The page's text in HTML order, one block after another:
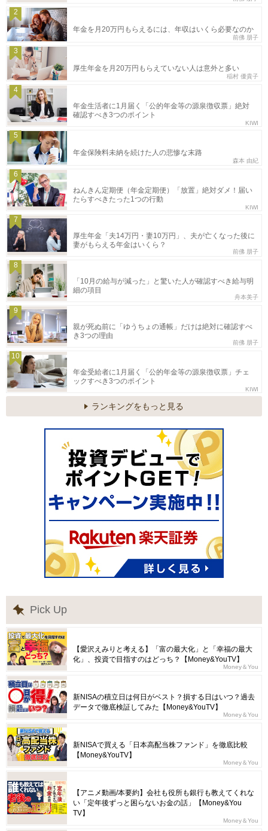
2
年金を月20万円もらえるには、年収はいくら必要なのか
前佛 朋子
3
厚生年金を月20万円もらえていない人は意外と多い
稲村 優貴子
4
年金生活者に1月届く「公的年金等の源泉徴収票」絶対
確認すべき3つのポイント
KIWI
5
年金保険料未納を続けた人の悲惨な末路
森本 由紀
6
ねんきん定期便（年金定期便）「放置」絶対ダメ！届い
たらすべきたった1つの行動
KIWI
7
厚生年金「夫14万円・妻10万円」、夫が亡くなった後に
妻がもらえる年金はいくら？
前佛 朋子
8
「10月の給与が減った」と驚いた人が確認すべき給与明
細の項目
舟本美子
9
親が死ぬ前に「ゆうちょの通帳」だけは絶対に確認すべ
き3つの理由
前佛 朋子
10
年金受給者に1月届く「公的年金等の源泉徴収票」チェ
ックすべき3つのポイント
KIWI
ランキングをもっと見る
Pick Up
【愛沢えみりと考える】「富の最大化」と「幸福の最大
化」、投資で目指すのはどっち？【Money&YouTV】
Money＆You
新NISAの積立日は何日がベスト？損する日はいつ？過去
データで徹底検証してみた【Money&YouTV】
Money＆You
新NISAで買える「日本高配当株ファンド」を徹底比較
【Money&YouTV】
Money＆You
【アニメ動画/本要約】会社も役所も銀行も教えてくれな
い「定年後ずっと困らないお金の話」【Money&You
TV】
Money＆You